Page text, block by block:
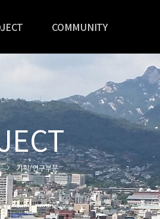
문
COMMUNITY
문의사항
채용안내
기획/연구부문